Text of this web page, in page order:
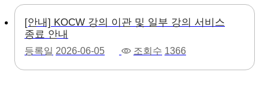
[안내] KOCW 강의 이관 및 일부 강의 서비스
종료 안내
등록일 2026-06-05 조회수 1366